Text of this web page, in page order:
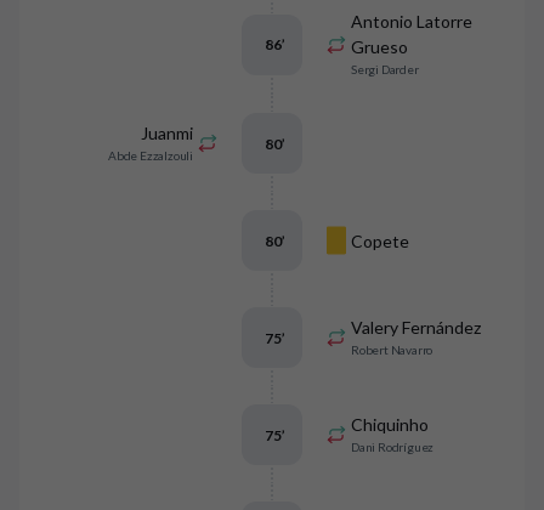
Antonio Latorre
Grueso
Sergi Darder
86’
Juanmi
Abde Ezzalzouli
80’
Copete
80’
Valery Fernández
Robert Navarro
75’
Chiquinho
Dani Rodríguez
75’